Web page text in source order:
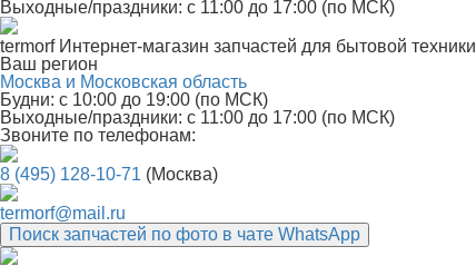
Выходные/праздники: с 11:00 до 17:00 (по МСК)
termorf Интернет-магазин запчастей для бытовой техники
Ваш регион
Москва и Московская область
Будни: с 10:00 до 19:00 (по МСК)
Выходные/праздники: с 11:00 до 17:00 (по МСК)
Звоните по телефонам:
8 (495) 128-10-71 (Москва)
termorf@mail.ru
Поиск запчастей по фото в чате WhatsApp